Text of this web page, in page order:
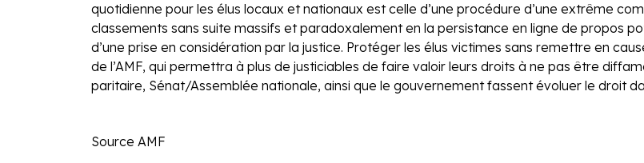
quotidienne pour les élus locaux et nationaux est celle d’une procédure d’une extrême
classements sans suite massifs et paradoxalement en la persistance en ligne de propos
d’une prise en considération par la justice. Protéger les élus victimes sans remettre en
de l’AMF, qui permettra à plus de justiciables de faire valoir leurs droits à ne pas être
paritaire, Sénat/Assemblée nationale, ainsi que le gouvernement fassent évoluer le droit
Source AMF